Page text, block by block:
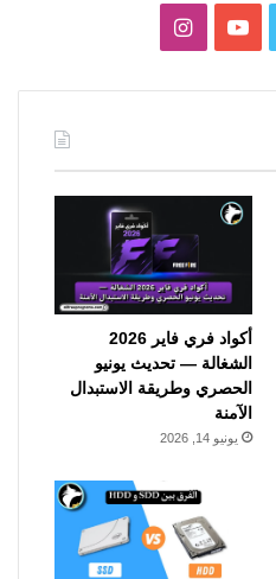
يوتيوبانستقرام
أكواد فري فاير 2026
الشغالة — تحديث يونيو
الحصري وطريقة الاستبدال
الآمنة
يونيو 14, 2026